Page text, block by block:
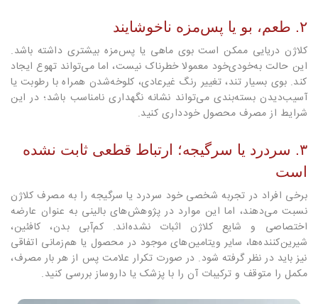
۲. طعم، بو یا پس‌مزه ناخوشایند
کلاژن دریایی ممکن است بوی ماهی یا پس‌مزه بیشتری داشته باشد.
این حالت به‌خودی‌خود معمولا خطرناک نیست، اما می‌تواند تهوع ایجاد
کند. بوی بسیار تند، تغییر رنگ غیرعادی، کلوخه‌شدن همراه با رطوبت یا
آسیب‌دیدن بسته‌بندی می‌تواند نشانه نگهداری نامناسب باشد؛ در این
شرایط از مصرف محصول خودداری کنید.
۳. سردرد یا سرگیجه؛ ارتباط قطعی ثابت نشده
است
برخی افراد در تجربه شخصی خود سردرد یا سرگیجه را به مصرف کلاژن
نسبت می‌دهند، اما این موارد در پژوهش‌های بالینی به عنوان عارضه
اختصاصی و شایع کلاژن اثبات نشده‌اند. کم‌آبی بدن، کافئین،
شیرین‌کننده‌ها، سایر ویتامین‌های موجود در محصول یا هم‌زمانی اتفاقی
نیز باید در نظر گرفته شود. در صورت تکرار علامت پس از هر بار مصرف،
مکمل را متوقف و ترکیبات آن را با پزشک یا داروساز بررسی کنید.